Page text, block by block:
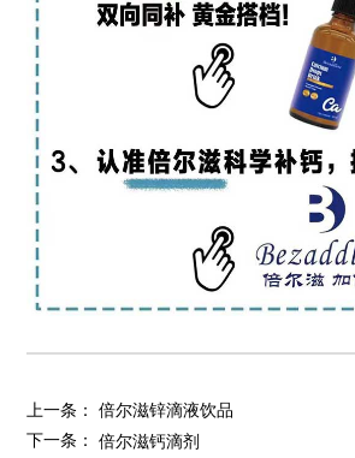
上一条：倍尔滋锌滴液饮品
下一条：倍尔滋钙滴剂